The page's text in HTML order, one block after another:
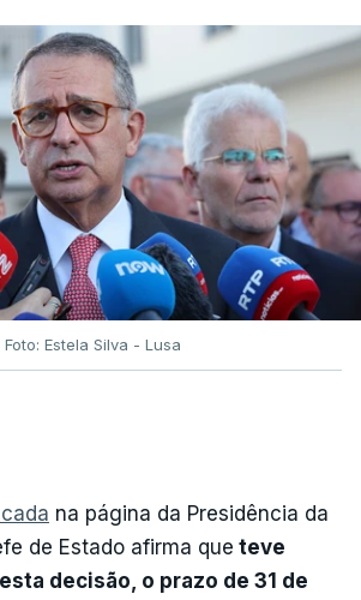
Foto: Estela Silva - Lusa
na página da Presidência da
de Estado afirma que teve
decisão, o prazo de 31 de